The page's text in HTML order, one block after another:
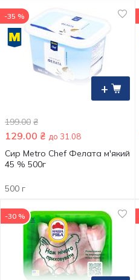
+
-35 %
199.00 ₴
129.00 ₴ до 31.08
Сир Metro Chef Фелата м'який
45 % 500г
500 г
-30 %